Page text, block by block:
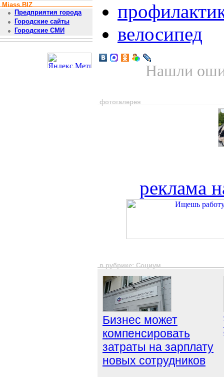
Miass.BIZ
Предприятия города
Городские сайты
Городские СМИ
велосипед
Нашли
фотогалерея
реклама
в рубрике: Социум
Бизнес может
компенсировать
затраты на зарплату
новых сотрудников